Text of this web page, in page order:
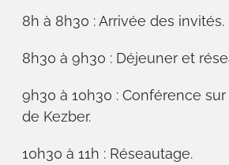
8h à 8h30 : Arrivée des invités.
8h30 à 9h30 : Déjeuner et
9h30 à 10h30 : Conférence
de Kezber.
10h30 à 11h : Réseautage.